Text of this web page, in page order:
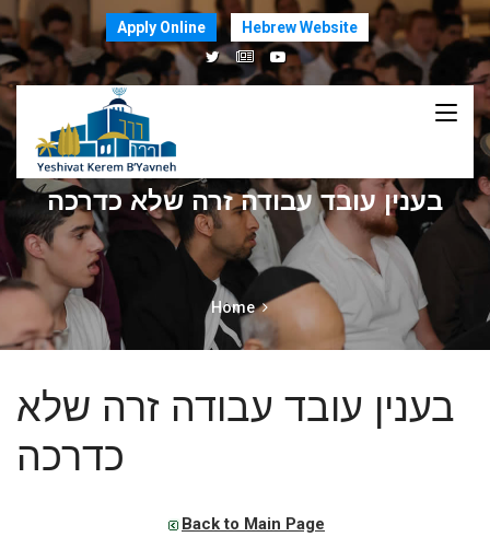
Apply Online Hebrew Website
בענין עובד עבודה זרה שלא כדרכה
Home
בענין עובד עבודה זרה שלא
כדרכה
Back to Main Page